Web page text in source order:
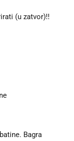
(u zatvor)!!
Bagra